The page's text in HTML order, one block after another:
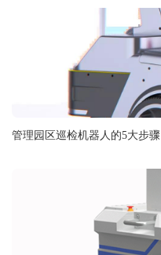
管理园区巡检机器人的5大步骤